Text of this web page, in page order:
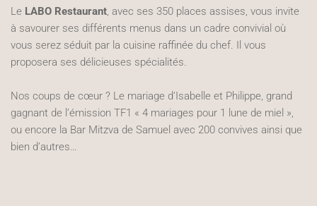
Le LABO Restaurant, avec ses 350 places assises, vous invite
à savourer ses différents menus dans un cadre convivial où
vous serez séduit par la cuisine raffinée du chef. Il vous
proposera ses délicieuses spécialités.
Nos coups de cœur ? Le mariage d’Isabelle et Philippe, grand
gagnant de l’émission TF1 « 4 mariages pour 1 lune de miel »,
ou encore la Bar Mitzva de Samuel avec 200 convives ainsi que
bien d’autres…